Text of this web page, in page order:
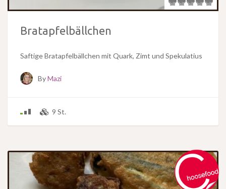
Bratapfelbällchen
Saftige Bratapfelbällchen mit Quark, Zimt und Spekulatius
ByMazi
9 St.